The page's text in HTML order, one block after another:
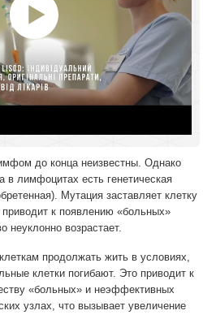
до конца неизвестны. Однако
в лимфоцитах есть генетическая
Мутация заставляет клетку
к появлению «больных»
неуклонно возрастает.
продолжать жить в условиях,
клетки погибают. Это приводит к
«больных» и неэффективных
узлах, что вызывает увеличение